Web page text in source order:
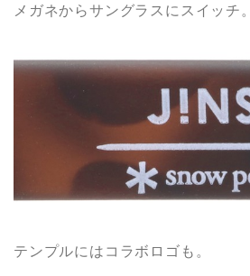
メガネからサングラスにスイッチ。
テンプルにはコラボロゴも。